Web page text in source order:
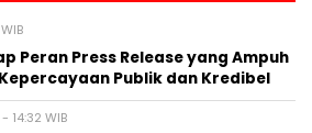
Peran Press Release yang Ampuh
Publik dan Kredibel
14:32 WIB